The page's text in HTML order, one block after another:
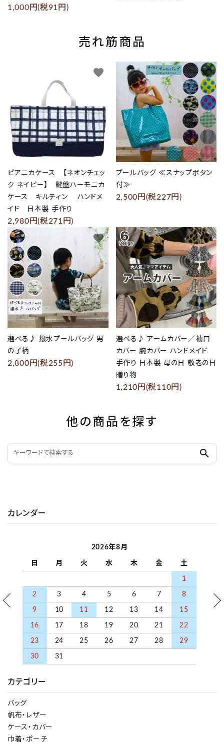
1,000円(税91円)
売れ筋商品
ピアニカケース 【ネオンチェッ
ク ネイビー】 鍵盤ハーモニカ
ケース キルティン ハンドメ
イド 日本製 手作り
2,980円(税271円)
favorite
プールバッグ ≪スナップボタン
付≫
2,500円(税227円)
favorite
選べる♪ 撥水プールバッグ 男
の子柄
2,800円(税255円)
favorite
選べる♪ アームカバー／袖口
カバー 腕カバー ハンドメイド
手作り 日本製 母の日 敬老の日
贈り物
1,210円(税110円)
favorite
他の商品を探す
search
カテゴリー
バッグ
帆布・レザー
ケース・カバー
巾着・ポーチ
カレンダー
2026年8月
日 月 火 水 木 金 土
1
2 3 4 5 6 7 8
9 10 11 12 13 14 15
16 17 18 19 20 21 22
23 24 25 26 27 28 29
30 31